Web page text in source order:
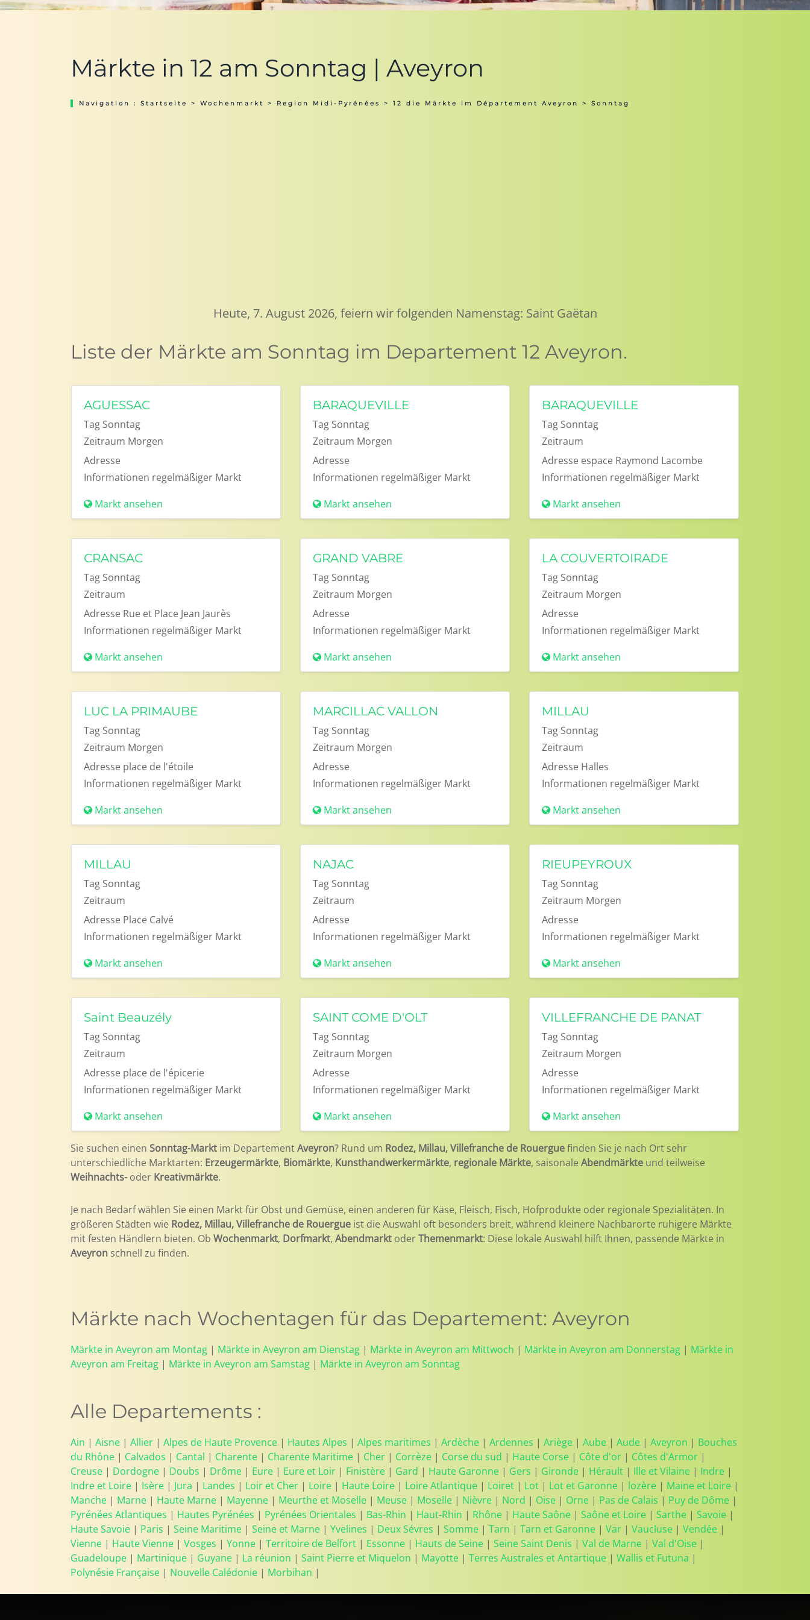
Märkte in 12 am Sonntag | Aveyron
Navigation : Startseite > Wochenmarkt > Region Midi-Pyrénées > 12 die Märkte im Département Aveyron > Sonntag
Heute, 7. August 2026, feiern wir folgenden Namenstag: Saint Gaëtan
Liste der Märkte am Sonntag im Departement 12 Aveyron.
AGUESSAC
Tag Sonntag
Zeitraum Morgen
Adresse
Informationen regelmäßiger Markt
Markt ansehen
BARAQUEVILLE
Tag Sonntag
Zeitraum Morgen
Adresse
Informationen regelmäßiger Markt
Markt ansehen
BARAQUEVILLE
Tag Sonntag
Zeitraum
Adresse espace Raymond Lacombe
Informationen regelmäßiger Markt
Markt ansehen
CRANSAC
Tag Sonntag
Zeitraum
Adresse Rue et Place Jean Jaurès
Informationen regelmäßiger Markt
Markt ansehen
GRAND VABRE
Tag Sonntag
Zeitraum Morgen
Adresse
Informationen regelmäßiger Markt
Markt ansehen
LA COUVERTOIRADE
Tag Sonntag
Zeitraum Morgen
Adresse
Informationen regelmäßiger Markt
Markt ansehen
LUC LA PRIMAUBE
Tag Sonntag
Zeitraum Morgen
Adresse place de l'étoile
Informationen regelmäßiger Markt
Markt ansehen
MARCILLAC VALLON
Tag Sonntag
Zeitraum Morgen
Adresse
Informationen regelmäßiger Markt
Markt ansehen
MILLAU
Tag Sonntag
Zeitraum
Adresse Halles
Informationen regelmäßiger Markt
Markt ansehen
MILLAU
Tag Sonntag
Zeitraum
Adresse Place Calvé
Informationen regelmäßiger Markt
Markt ansehen
NAJAC
Tag Sonntag
Zeitraum
Adresse
Informationen regelmäßiger Markt
Markt ansehen
RIEUPEYROUX
Tag Sonntag
Zeitraum Morgen
Adresse
Informationen regelmäßiger Markt
Markt ansehen
Saint Beauzély
Tag Sonntag
Zeitraum
Adresse place de l'épicerie
Informationen regelmäßiger Markt
Markt ansehen
SAINT COME D'OLT
Tag Sonntag
Zeitraum Morgen
Adresse
Informationen regelmäßiger Markt
Markt ansehen
VILLEFRANCHE DE PANAT
Tag Sonntag
Zeitraum Morgen
Adresse
Informationen regelmäßiger Markt
Markt ansehen
Sie suchen einen Sonntag-Markt im DepartementAveyron? Rund um Rodez, Millau, Villefranche de Rouerguefinden Sie je nach Ort sehr
unterschiedliche Marktarten: Erzeugermärkte, Biomärkte, Kunsthandwerkermärkte, regionale Märkte, saisonale Abendmärkte und teilweise
Weihnachts-oder Kreativmärkte.
Je nach Bedarf wählen Sie einen Markt für Obst und Gemüse, einen anderen für Käse, Fleisch, Fisch, Hofprodukte oder regionale Spezialitäten. In
größeren Städten wie Rodez, Millau, Villefranche de Rouergue ist die Auswahl oft besonders breit, während kleinere Nachbarorte ruhigere Märkte
mit festen Händlern bieten. Ob Wochenmarkt, Dorfmarkt, Abendmarkt oderThemenmarkt: Diese lokale Auswahl hilft Ihnen, passende Märkte in
Aveyron schnell zu finden.
Märkte nach Wochentagen für das Departement: Aveyron
Märkte in Aveyron am Montag | Märkte in Aveyron am Dienstag | Märkte in Aveyron am Mittwoch | Märkte in Aveyron am Donnerstag | Märkte in
Aveyron am Freitag | Märkte in Aveyron am Samstag | Märkte in Aveyron am Sonntag
Alle Departements :
Ain | Aisne | Allier | Alpes de Haute Provence | Hautes Alpes | Alpes maritimes | Ardèche | Ardennes | Ariège | Aube | Aude | Aveyron | Bouches
du Rhône | Calvados | Cantal | Charente | Charente Maritime | Cher | Corrèze | Corse du sud | Haute Corse | Côte d'or | Côtes d'Armor |
Creuse | Dordogne | Doubs | Drôme | Eure | Eure et Loir | Finistère | Gard | Haute Garonne | Gers | Gironde | Hérault | Ille et Vilaine | Indre |
Indre et Loire | Isère | Jura | Landes | Loir et Cher | Loire | Haute Loire | Loire Atlantique | Loiret | Lot | Lot et Garonne | lozère | Maine et Loire |
Manche | Marne | Haute Marne | Mayenne | Meurthe et Moselle | Meuse | Moselle | Nièvre | Nord | Oise | Orne | Pas de Calais | Puy de Dôme |
Pyrénées Atlantiques | Hautes Pyrénées | Pyrénées Orientales | Bas-Rhin | Haut-Rhin | Rhône | Haute Saône | Saône et Loire | Sarthe | Savoie |
Haute Savoie | Paris | Seine Maritime | Seine et Marne | Yvelines | Deux Sévres | Somme | Tarn | Tarn et Garonne | Var | Vaucluse | Vendée |
Vienne | Haute Vienne | Vosges | Yonne | Territoire de Belfort | Essonne | Hauts de Seine | Seine Saint Denis | Val de Marne | Val d'Oise |
Guadeloupe | Martinique | Guyane | La réunion | Saint Pierre et Miquelon | Mayotte | Terres Australes et Antartique | Wallis et Futuna |
Polynésie Française | Nouvelle Calédonie | Morbihan |